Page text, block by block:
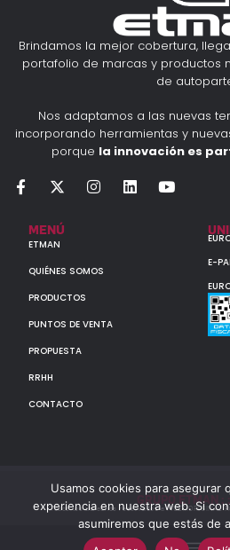
Brindamos la mejor cobertura,
portafolio de marcas y productos
de
Nos adaptamos a las nuevas
incorporando herramientas y
porque la innovación es
MENÚ
ETMAN
QUIÉNES SOMOS
PRODUCTOS
PUNTOS DE VENTA
PROPUESTA
RRHH
CONTACTO
E-
GRUPO ETMAN :
Todos los derechos reservados a MULTIORIGINAL
Usamos cookies para asegurar
experiencia en nuestra web. Si
asumiremos que estás de